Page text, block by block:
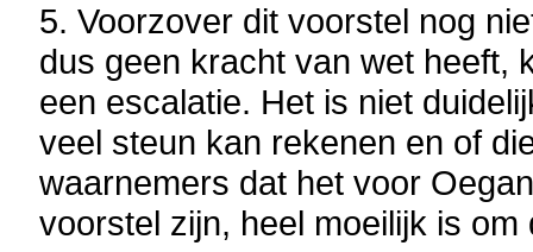
5. Voorzover dit voorstel nog
dus geen kracht van wet heeft,
een escalatie. Het is niet
veel steun kan rekenen en of
waarnemers dat het voor
voorstel zijn, heel moeilijk is om